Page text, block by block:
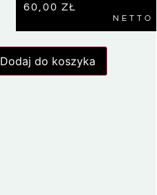
60,00 ZŁ
NETTO
Dodaj do koszyka